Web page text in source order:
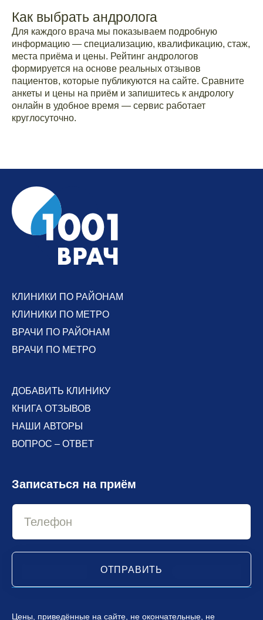
Как выбрать андролога
Для каждого врача мы показываем подробную
информацию — специализацию, квалификацию, стаж,
места приёма и цены. Рейтинг андрологов
формируется на основе реальных отзывов
пациентов, которые публикуются на сайте. Сравните
анкеты и цены на приём и запишитесь к андрологу
онлайн в удобное время — сервис работает
круглосуточно.
КЛИНИКИ ПО РАЙОНАМ
КЛИНИКИ ПО МЕТРО
ВРАЧИ ПО РАЙОНАМ
ВРАЧИ ПО МЕТРО
ДОБАВИТЬ КЛИНИКУ
КНИГА ОТЗЫВОВ
НАШИ АВТОРЫ
ВОПРОС – ОТВЕТ
Записаться на приём
ОТПРАВИТЬ
Цены, приведённые на сайте, не окончательные, не